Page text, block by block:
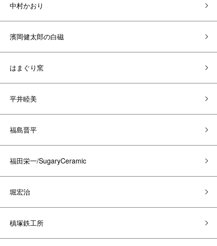
中村かおり
濱岡健太郎の白磁
はまぐり窯
平井睦美
福島晋平
福田栄一/SugaryCeramic
堀宏治
槙塚鉄工所